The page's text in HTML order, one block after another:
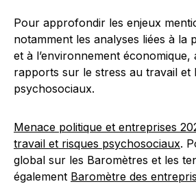
Pour approfondir les enjeux
notamment les analyses liées à la
et à l’environnement économique,
rapports sur le stress au travail et
psychosociaux.
Menace politique et entreprises
travail et risques psychosociaux.
global sur les Baromètres et les
également Baromètre des